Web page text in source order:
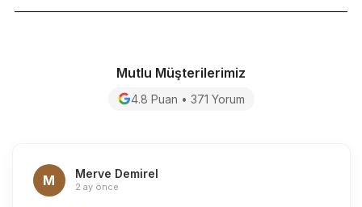
Mutlu Müşterilerimiz
4.8 Puan • 371 Yorum
M Merve Demirel
2 ay önce